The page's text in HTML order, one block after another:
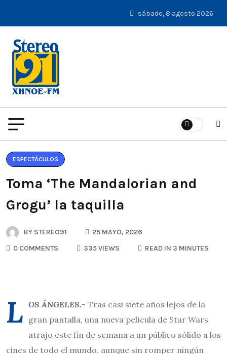
sábado, 8 agosto 2026
ESPECTÁCULOS
Toma ‘The Mandalorian and
Grogu’ la taquilla
BY STEREO91
25 MAYO, 2026
0 COMMENTS
335 VIEWS READ IN 3 MINUTES
L OS ÁNGELES.- Tras casi siete años lejos de la
gran pantalla, una nueva película de Star Wars
atrajo este fin de semana a un público sólido a los
cines de todo el mundo, aunque sin romper ningún